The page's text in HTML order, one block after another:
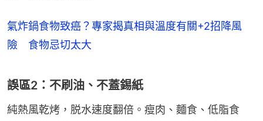
氣炸鍋食物致癌？專家揭真相與溫度有關+2招降風
險 食物忌切太大
誤區2：不刷油、不蓋錫紙
純熱風乾烤，脱水速度翻倍。瘦肉、麵食、低脂食